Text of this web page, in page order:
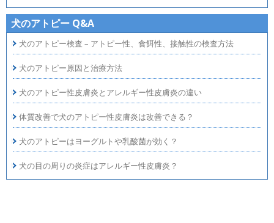
犬のアトピー Q&A
犬のアトピー検査 – アトピー性、食餌性、接触性の検査方法
犬のアトピー原因と治療方法
犬のアトピー性皮膚炎とアレルギー性皮膚炎の違い
体質改善で犬のアトピー性皮膚炎は改善できる？
犬のアトピーはヨーグルトや乳酸菌が効く？
犬の目の周りの炎症はアレルギー性皮膚炎？